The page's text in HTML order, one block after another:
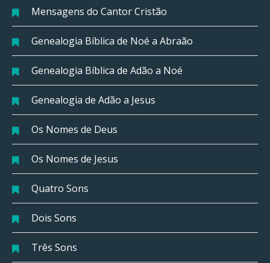
Mensagens do Cantor Cristão
Genealogia Bíblica de Noé a Abraão
Genealogia Bíblica de Adão a Noé
Genealogia de Adão a Jesus
Os Nomes de Deus
Os Nomes de Jesus
Quatro Sons
Dois Sons
Três Sons